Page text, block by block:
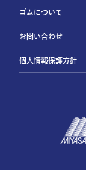
ゴムについて
お問い合わせ
個人情報保護方針